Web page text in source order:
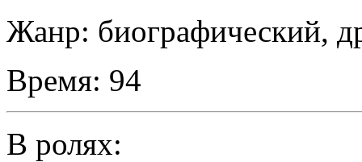
Жанр: биографический,
Время: 94
В ролях: